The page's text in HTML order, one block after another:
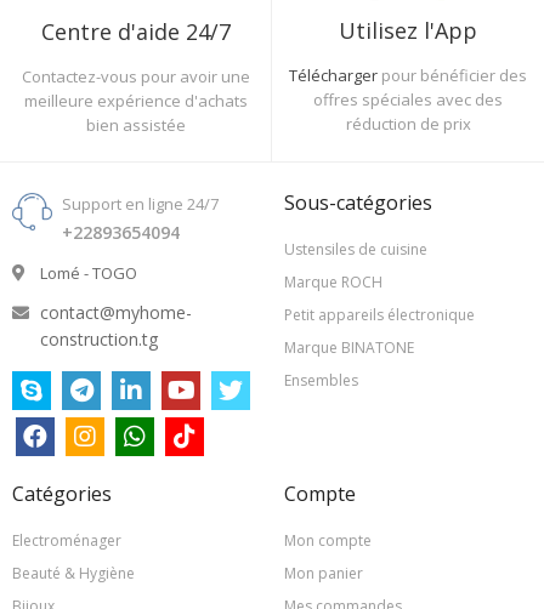
Centre d'aide 24/7
Contactez-vous pour avoir une
meilleure expérience d'achats
bien assistée
Utilisez l'App
Télécharger pour bénéficier des
offres spéciales avec des
réduction de prix
Support en ligne 24/7
+22893654094
Lomé - TOGO
contact@myhome-
construction.tg
Sous-catégories
Ustensiles de cuisine
Marque ROCH
Petit appareils électronique
Marque BINATONE
Ensembles
Catégories
Electroménager
Beauté & Hygiène
Compte
Mon compte
Mon panier